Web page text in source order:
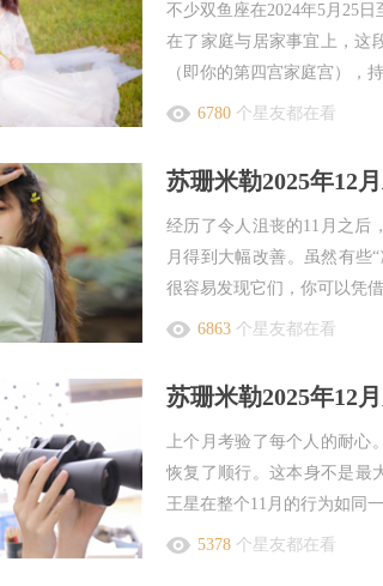
不少双鱼座在2024年5月25
在了家庭与居家事宜上，这
（即你的第四宫家庭宫），
6780 个星友都在看
苏珊米勒2025年12
经历了令人沮丧的11月之后
月得到大幅改善。虽然有些
很容易发现它们，你可以凭
6863 个星友都在看
苏珊米勒2025年12
上个月考验了每个人的耐心
恢复了顺行。这本身不是
王星在整个11月的行为如同
5378 个星友都在看